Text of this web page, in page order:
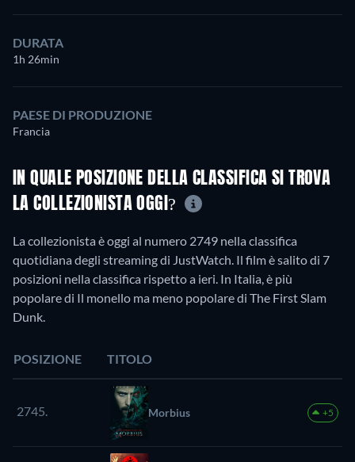
DURATA
1h 26min
PAESE DI PRODUZIONE
Francia
IN QUALE POSIZIONE DELLA CLASSIFICA SI TROVA
LA COLLEZIONISTA OGGI?
La collezionista è oggi al numero 2749 nella classifica
quotidiana degli streaming di JustWatch. Il film è salito di 7
posizioni nella classifica rispetto a ieri. In Italia, è più
popolare di Il monello ma meno popolare di The First Slam
Dunk.
POSIZIONE TITOLO
2745. Morbius +5